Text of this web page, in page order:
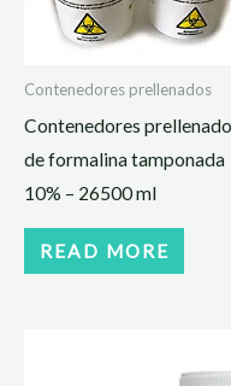
Contenedores prellenados
Contenedores
de formalina tamponada
10% – 26500 ml
READ MORE